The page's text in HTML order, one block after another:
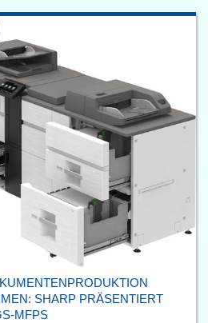
SHARP PRÄSENTIERT
MFPS